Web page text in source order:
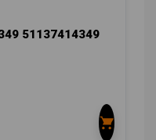
51137414349